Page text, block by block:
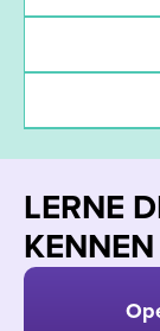
LERNE
KENNEN